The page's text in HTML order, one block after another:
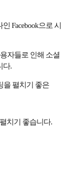
Facebook으로 시
자들로 인해 소셜
다.
을 펼치기 좋은
치기 좋습니다.